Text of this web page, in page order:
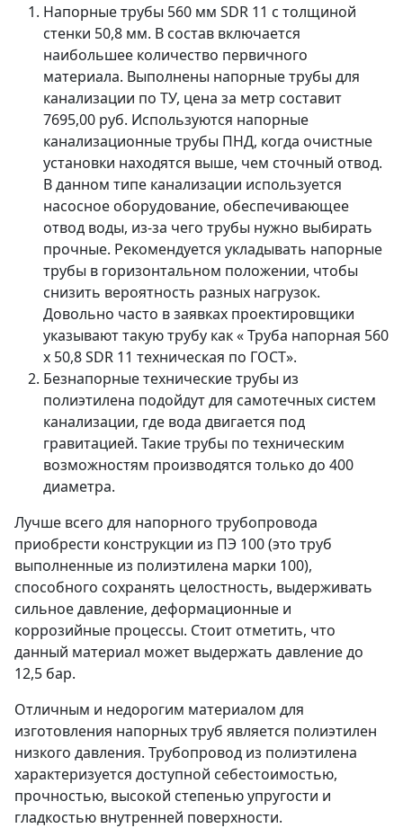
Напорные трубы 560 мм SDR 11 с толщиной
стенки 50,8 мм. В состав включается
наибольшее количество первичного
материала. Выполнены напорные трубы для
канализации по ТУ, цена за метр составит
7695,00 руб. Используются напорные
канализационные трубы ПНД, когда очистные
установки находятся выше, чем сточный отвод.
В данном типе канализации используется
насосное оборудование, обеспечивающее
отвод воды, из-за чего трубы нужно выбирать
прочные. Рекомендуется укладывать напорные
трубы в горизонтальном положении, чтобы
снизить вероятность разных нагрузок.
Довольно часто в заявках проектировщики
указывают такую трубу как « Труба напорная 560
x 50,8 SDR 11 техническая по ГОСТ».
Безнапорные технические трубы из
полиэтилена подойдут для самотечных систем
канализации, где вода двигается под
гравитацией. Такие трубы по техническим
возможностям производятся только до 400
диаметра.
Лучше всего для напорного трубопровода
приобрести конструкции из ПЭ 100 (это труб
выполненные из полиэтилена марки 100),
способного сохранять целостность, выдерживать
сильное давление, деформационные и
коррозийные процессы. Стоит отметить, что
данный материал может выдержать давление до
12,5 бар.
Отличным и недорогим материалом для
изготовления напорных труб является полиэтилен
низкого давления. Трубопровод из полиэтилена
характеризуется доступной себестоимостью,
прочностью, высокой степенью упругости и
гладкостью внутренней поверхности.